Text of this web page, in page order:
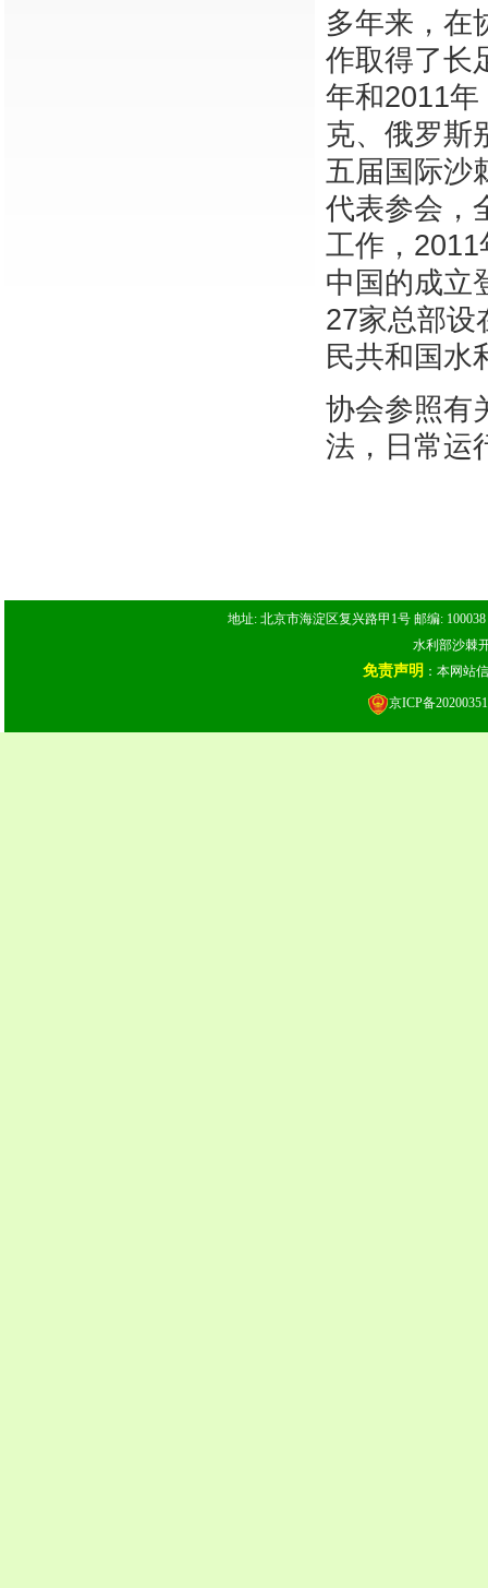
多年来，在
作取得了长
年和2011
克、俄罗斯
五届国际沙
代表参会，
工作，
中国的成立
27家总部设
民共和国水
协会参照有
法，日常运
地址: 北京市海淀区复兴路甲1号 邮编:
水利部沙棘
免责声明 ：本网站
京ICP备